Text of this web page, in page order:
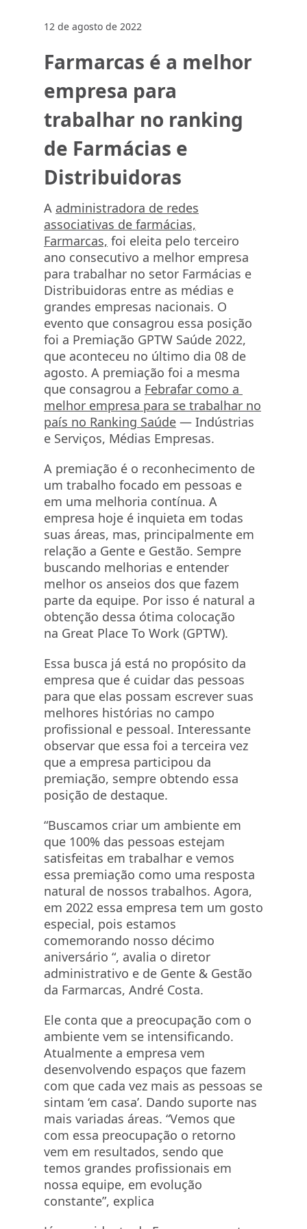
12 de agosto de 2022
Farmarcas é a melhor
empresa para
trabalhar no ranking
de Farmácias e
Distribuidoras
A administradora de redes
associativas de farmácias,
Farmarcas, foi eleita pelo terceiro
ano consecutivo a melhor empresa
para trabalhar no setor Farmácias e
Distribuidoras entre as médias e
grandes empresas nacionais. O
evento que consagrou essa posição
foi a Premiação GPTW Saúde 2022,
que aconteceu no último dia 08 de
agosto. A premiação foi a mesma
que consagrou a Febrafar como a
melhor empresa para se trabalhar no
país no Ranking Saúde — Indústrias
e Serviços, Médias Empresas.
A premiação é o reconhecimento de
um trabalho focado em pessoas e
em uma melhoria contínua. A
empresa hoje é inquieta em todas
suas áreas, mas, principalmente em
relação a Gente e Gestão. Sempre
buscando melhorias e entender
melhor os anseios dos que fazem
parte da equipe. Por isso é natural a
obtenção dessa ótima colocação
na Great Place To Work (GPTW).
Essa busca já está no propósito da
empresa que é cuidar das pessoas
para que elas possam escrever suas
melhores histórias no campo
profissional e pessoal. Interessante
observar que essa foi a terceira vez
que a empresa participou da
premiação, sempre obtendo essa
posição de destaque.
“Buscamos criar um ambiente em
que 100% das pessoas estejam
satisfeitas em trabalhar e vemos
essa premiação como uma resposta
natural de nossos trabalhos. Agora,
em 2022 essa empresa tem um gosto
especial, pois estamos
comemorando nosso décimo
aniversário “, avalia o diretor
administrativo e de Gente & Gestão
da Farmarcas, André Costa.
Ele conta que a preocupação com o
ambiente vem se intensificando.
Atualmente a empresa vem
desenvolvendo espaços que fazem
com que cada vez mais as pessoas se
sintam ‘em casa’. Dando suporte nas
mais variadas áreas. “Vemos que
com essa preocupação o retorno
vem em resultados, sendo que
temos grandes profissionais em
nossa equipe, em evolução
constante”, explica